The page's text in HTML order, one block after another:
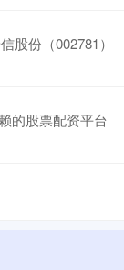
股份（002781）
的股票配资平台